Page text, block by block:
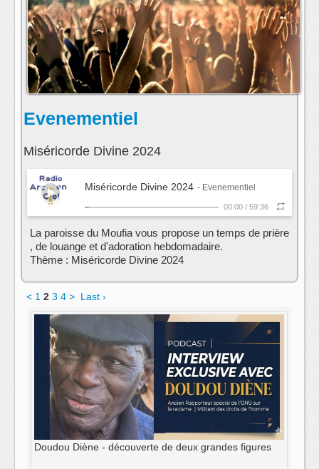
Evenementiel
Miséricorde Divine 2024
Miséricorde Divine 2024 - Evenementiel
00:00 / 59:36
La paroisse du Moufia vous propose un temps de prière
, de louange et d'adoration hebdomadaire.
Thème : Miséricorde Divine 2024
< 1 2 3 4 > Last ›
Doudou Diène - découverte de deux grandes figures